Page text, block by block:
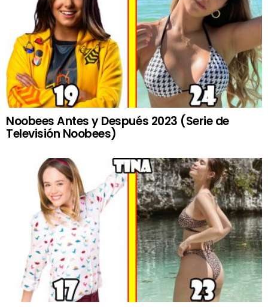
Noobees Antes y Después 2023 (Serie de
Televisión Noobees)